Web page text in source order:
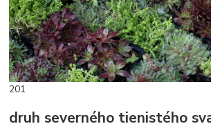
201
druh severného tienistého